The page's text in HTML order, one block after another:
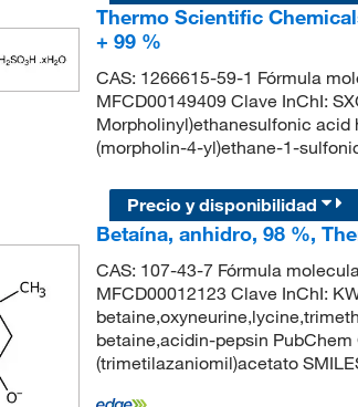
Thermo Scientific
+ 99 %
CAS: 1266615-59-1 Fórmula
MFCD00149409 Clave InChI:
Morpholinyl)ethanesulfonic acid
(morpholin-4-yl)ethane-1-
Precio y disponibilidad
Betaína, anhidro, 98 %,
CAS: 107-43-7 Fórmula
MFCD00012123 Clave InChI:
betaine,acidin-pepsin PubChem
(trimetilazaniomil)acetato